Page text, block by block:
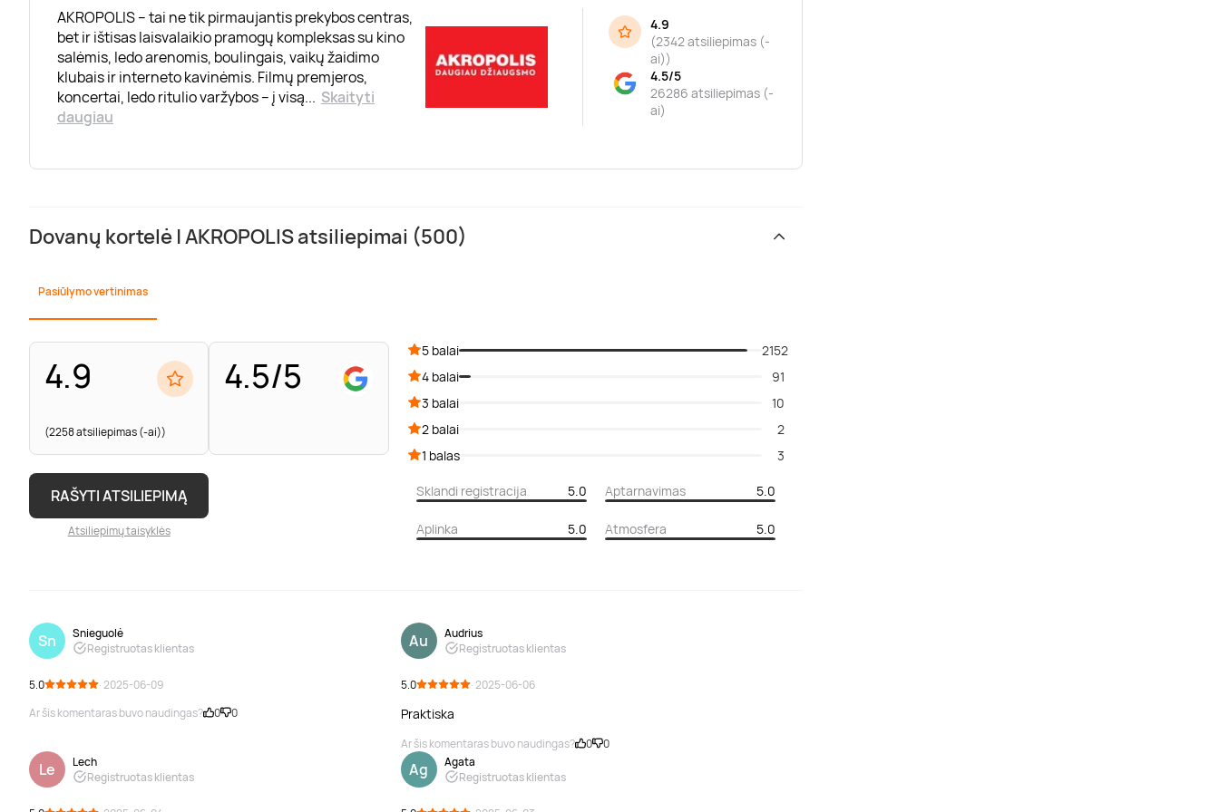
AKROPOLIS – tai ne tik pirmaujantis prekybos centras,
bet ir ištisas laisvalaikio pramogų kompleksas su kino
salėmis, ledo arenomis, boulingais, vaikų žaidimo
klubais ir interneto kavinėmis. Filmų premjeros,
koncertai, ledo ritulio varžybos – į visą... Skaityti
daugiau
4.9
(2342 atsiliepimas (-
ai))
4.5/5
26286 atsiliepimas (-
ai)
Dovanų kortelė | AKROPOLIS atsiliepimai (500)
Pasiūlymo vertinimas
4.9
(2258 atsiliepimas (-ai))
4.5/5
RAŠYTI ATSILIEPIMĄ
Atsiliepimų taisyklės
5 balai
2152
4 balai
91
3 balai
10
2 balai
2
1 balas
3
Sklandi registracija 5.0 Aptarnavimas 5.0
Aplinka 5.0 Atmosfera 5.0
Sn
Snieguolė
Registruotas klientas
5.0
· 2025-06-09
Ar šis komentaras buvo naudingas?
0 0
Au
Audrius
Registruotas klientas
5.0 · 2025-06-06
Praktiska
Ar šis komentaras buvo naudingas? 0 0
Le
Lech
Registruotas klientas
Ag
Agata
Registruotas klientas